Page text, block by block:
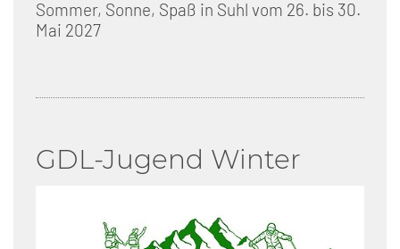
Sommer, Sonne, Spaß in Suhl vom 26. bis 30.
Mai 2027
GDL-Jugend Winter